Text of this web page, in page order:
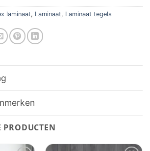
laminaat, Laminaat, Laminaat tegels
PRODUCTEN